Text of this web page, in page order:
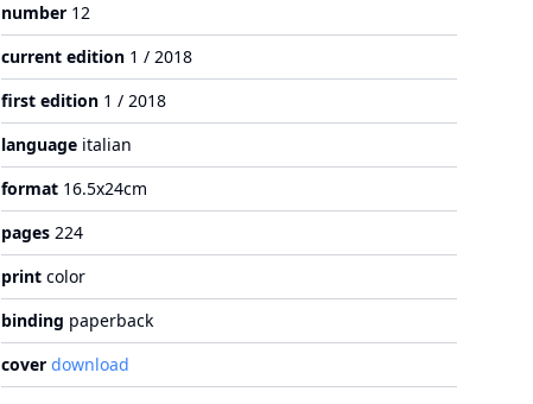
number 12
current edition 1 / 2018
first edition 1 / 2018
language italian
format 16.5x24cm
pages 224
print color
binding paperback
cover download